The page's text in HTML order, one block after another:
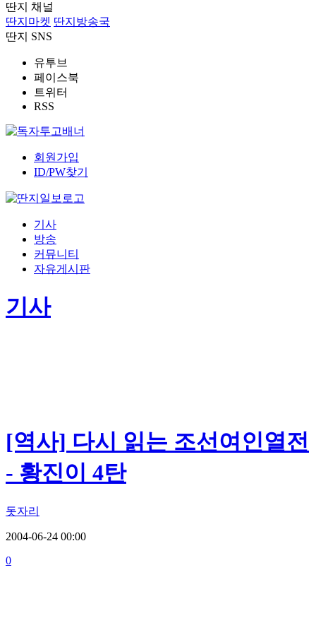
딴지 채널
딴지마켓 딴지방송국
딴지 SNS
유투브
페이스북
트위터
RSS
회원가입
ID/PW찾기
기사
방송
커뮤니티
자유게시판
기사
[역사] 다시 읽는 조선여인열전
- 황진이 4탄
돗자리
2004-06-24 00:00
0